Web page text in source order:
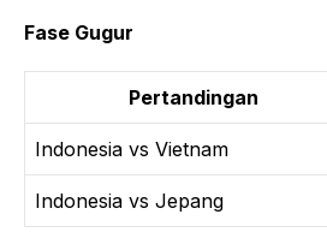
Fase Gugur
Pertandingan
Indonesia vs Vietnam
Indonesia vs Jepang